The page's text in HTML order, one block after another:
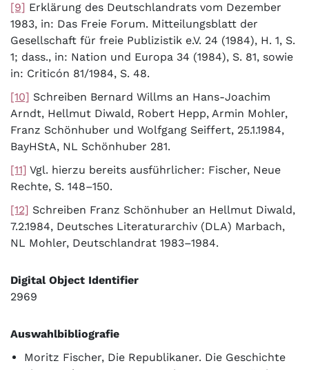
[9] Erklärung des Deutschlandrats vom Dezember
1983, in: Das Freie Forum. Mitteilungsblatt der
Gesellschaft für freie Publizistik e.V. 24 (1984), H. 1, S.
1; dass., in: Nation und Europa 34 (1984), S. 81, sowie
in: Criticón 81/1984, S. 48.
[10] Schreiben Bernard Willms an Hans-Joachim
Arndt, Hellmut Diwald, Robert Hepp, Armin Mohler,
Franz Schönhuber und Wolfgang Seiffert, 25.1.1984,
BayHStA, NL Schönhuber 281.
[11] Vgl. hierzu bereits ausführlicher: Fischer, Neue
Rechte, S. 148–150.
[12] Schreiben Franz Schönhuber an Hellmut Diwald,
7.2.1984, Deutsches Literaturarchiv (DLA) Marbach,
NL Mohler, Deutschlandrat 1983–1984.
Digital Object Identifier
2969
Auswahlbibliografie
Moritz Fischer, Die Republikaner. Die Geschichte